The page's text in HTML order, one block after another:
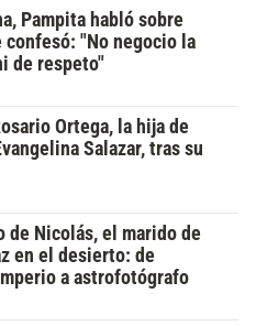
Pampita habló sobre
confesó: "No negocio la
de respeto"
Ortega, la hija de
Salazar, tras su
de Nicolás, el marido de
en el desierto: de
a astrofotógrafo